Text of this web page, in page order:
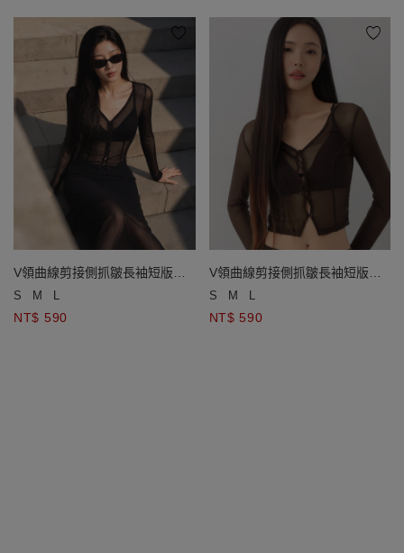
V領曲線剪接側抓皺長袖短版透
膚排扣上衣
S M L
NT$ 590
V領曲線剪接側抓皺長袖短版透
膚排扣上衣
S M L
NT$ 590